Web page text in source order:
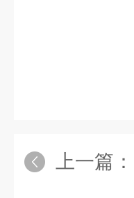
上一篇：